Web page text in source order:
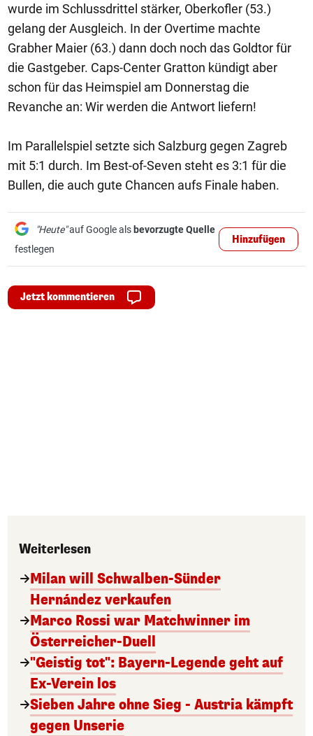
wurde im Schlussdrittel stärker, Oberkofler (53.)
gelang der Ausgleich. In der Overtime machte
Grabher Maier (63.) dann doch noch das Goldtor für
die Gastgeber. Caps-Center Gratton kündigt aber
schon für das Heimspiel am Donnerstag die
Revanche an: Wir werden die Antwort liefern!
Im Parallelspiel setzte sich Salzburg gegen Zagreb
mit 5:1 durch. Im Best-of-Seven steht es 3:1 für die
Bullen, die auch gute Chancen aufs Finale haben.
"Heute"auf Google als bevorzugte Quelle
festlegen
Hinzufügen
Jetzt kommentieren
Weiterlesen
Milan will Schwalben-Sünder
Hernández verkaufen
Marco Rossi war Matchwinner im
Österreicher-Duell
"Geistig tot": Bayern-Legende geht auf
Ex-Verein los
Sieben Jahre ohne Sieg - Austria kämpft
gegen Unserie